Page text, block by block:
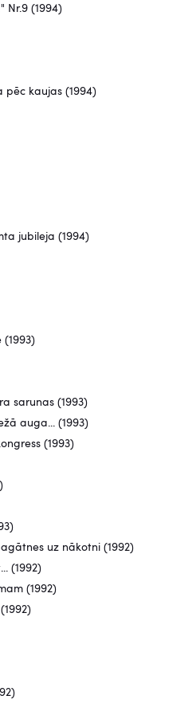
Nr.9 (1994)
pēc kaujas (1994)
jubileja (1994)
(1993)
sarunas (1993)
auga... (1993)
(1993)
uz nākotni (1992)
(1992)
(1992)